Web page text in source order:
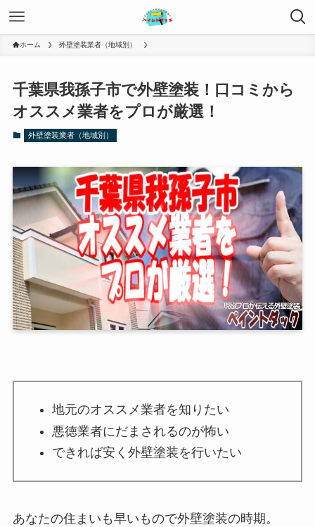
ホーム 外壁塗装業者（地域別）
千葉県我孫子市で外壁塗装！口コミから
オススメ業者をプロが厳選！
外壁塗装業者（地域別）
地元のオススメ業者を知りたい
悪徳業者にだまされるのが怖い
できれば安く外壁塗装を行いたい
あなたの住まいも早いもので外壁塗装の時期。